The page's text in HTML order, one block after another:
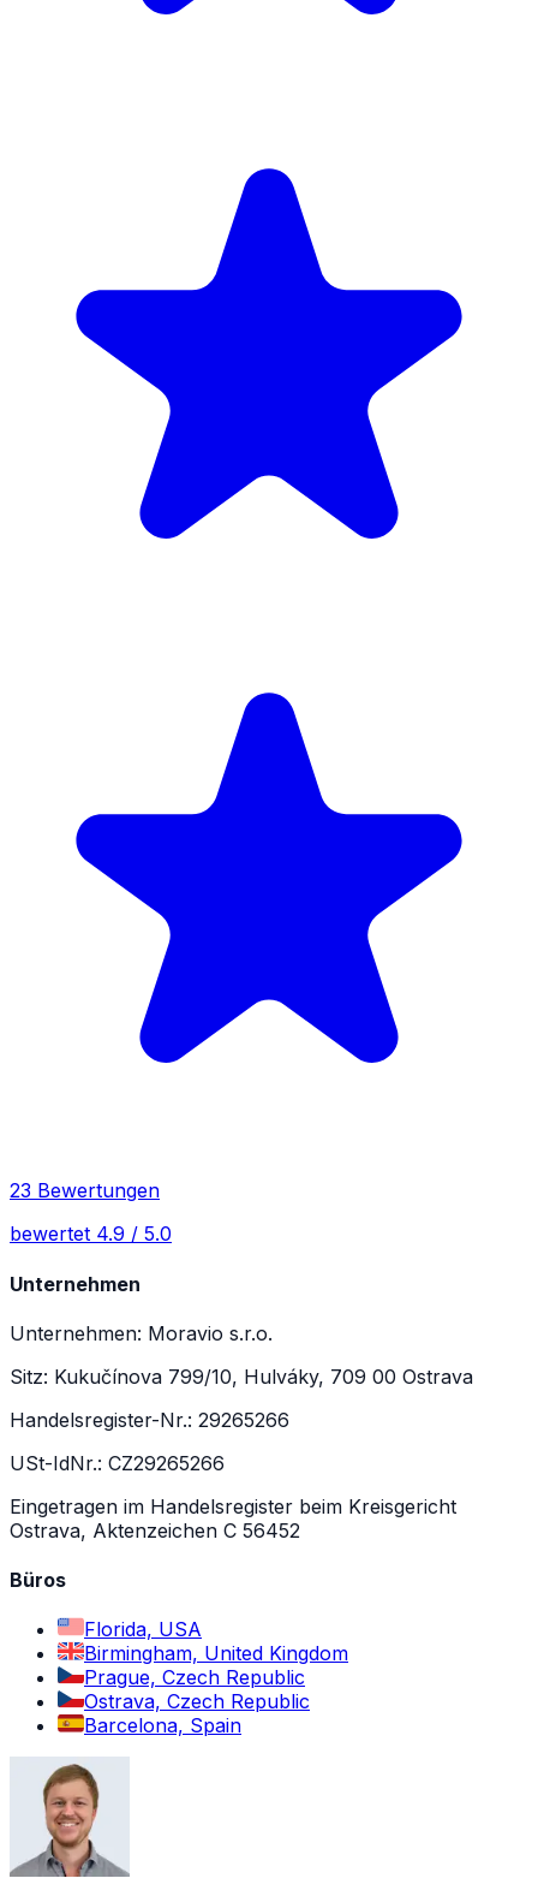
23 Bewertungen
bewertet 4.9 / 5.0
Unternehmen
Unternehmen: Moravio s.r.o.
Sitz: Kukučínova 799/10, Hulváky, 709 00 Ostrava
Handelsregister-Nr.: 29265266
USt-IdNr.: CZ29265266
Eingetragen im Handelsregister beim Kreisgericht
Ostrava, Aktenzeichen C 56452
Büros
Florida, USA
Birmingham, United Kingdom
Prague, Czech Republic
Ostrava, Czech Republic
Barcelona, Spain